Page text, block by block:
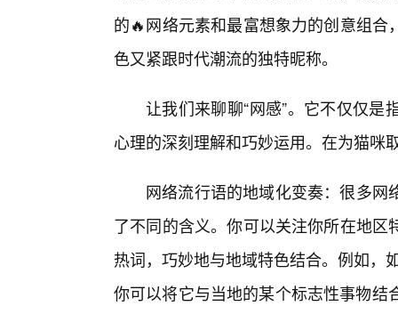
的🔥网络元素和最富想象力的创意组
色又紧跟时代潮流的独特昵称。
让我们来聊聊“网感”。它不仅仅
心理的深刻理解和巧妙运用。在为猫咪
网络流行语的地域化变奏：很多
了不同的含义。你可以关注你所在地
热词，巧妙地与地域特色结合。例如，
你可以将它与当地的某个标志性事物结